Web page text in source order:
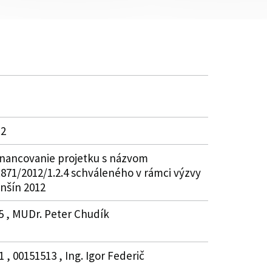
projetku s názvom
2012/1.2.4 schváleného v rámci výzvy
2012
, MUDr. Peter Chudík
00151513 , Ing. Igor Federič